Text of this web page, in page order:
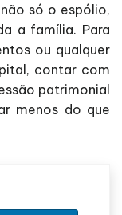
só o espólio,
a família. Para
ou qualquer
contar com
patrimonial
menos do que